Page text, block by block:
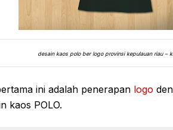
desain kaos polo ber logo provinsi kepulauan riau –
ini adalah penerapan logo
kaos POLO.